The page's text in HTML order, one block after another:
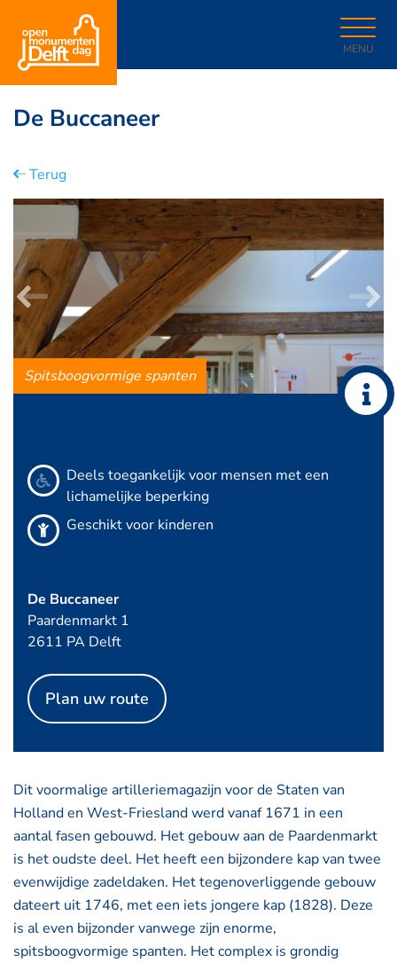
MENU
De Buccaneer
Terug
Spitsboogvormige spanten
Deels toegankelijk voor mensen met een
lichamelijke beperking
Geschikt voor kinderen
De Buccaneer
Paardenmarkt 1
2611 PA Delft
Plan uw route
Dit voormalige artilleriemagazijn voor de Staten van
Holland en West-Friesland werd vanaf 1671 in een
aantal fasen gebouwd. Het gebouw aan de Paardenmarkt
is het oudste deel. Het heeft een bijzondere kap van twee
evenwijdige zadeldaken. Het tegenoverliggende gebouw
dateert uit 1746, met een iets jongere kap (1828). Deze
is al even bijzonder vanwege zijn enorme,
spitsboogvormige spanten. Het complex is grondig